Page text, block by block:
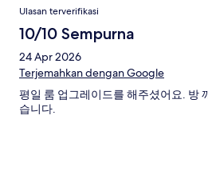
Ulasan terverifikasi
10/10 Sempurna
24 Apr 2026
Terjemahkan dengan Google
평일 룸 업그레이드를 해주셨어요. 방
습니다.